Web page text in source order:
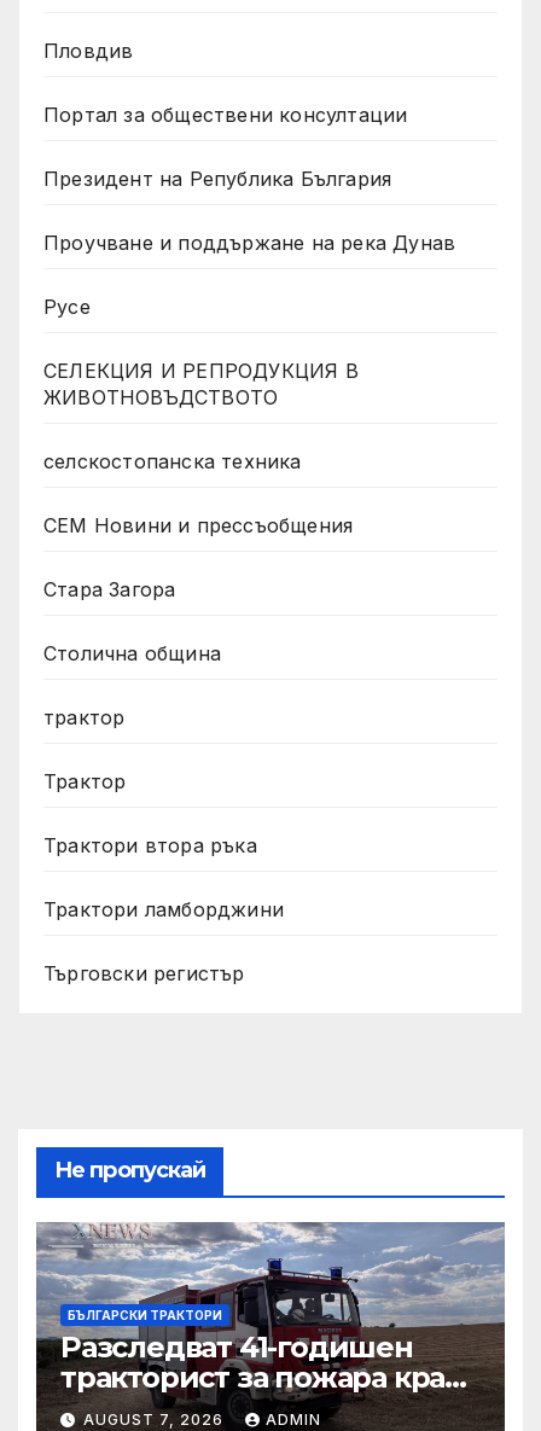
Пловдив
Портал за обществени консултации
Президент на Република България
Проучване и поддържане на река Дунав
Русе
СЕЛЕКЦИЯ И РЕПРОДУКЦИЯ В
ЖИВОТНОВЪДСТВОТО
селскостопанска техника
СЕМ Новини и прессъобщения
Стара Загора
Столична община
трактор
Трактор
Трактори втора ръка
Трактори ламборджини
Търговски регистър
Не пропускай
БЪЛГАРСКИ ТРАКТОРИ
Разследват 41-годишен
тракторист за пожара край
Българска поляна
AUGUST 7, 2026 ADMIN